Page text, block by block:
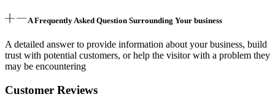
A Frequently Asked Question Surrounding Your business
A detailed answer to provide information about your business, build
trust with potential customers, or help the visitor with a problem they
may be encountering
Customer Reviews